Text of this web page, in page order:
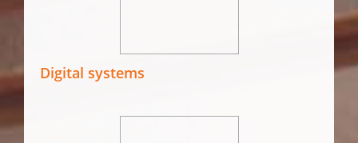
Digital systems